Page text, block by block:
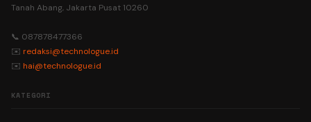
Tanah Abang, Jakarta Pusat 10260
📞 087878477366
✉️ redaksi@technologue.id
✉️ hai@technologue.id
KATEGORI